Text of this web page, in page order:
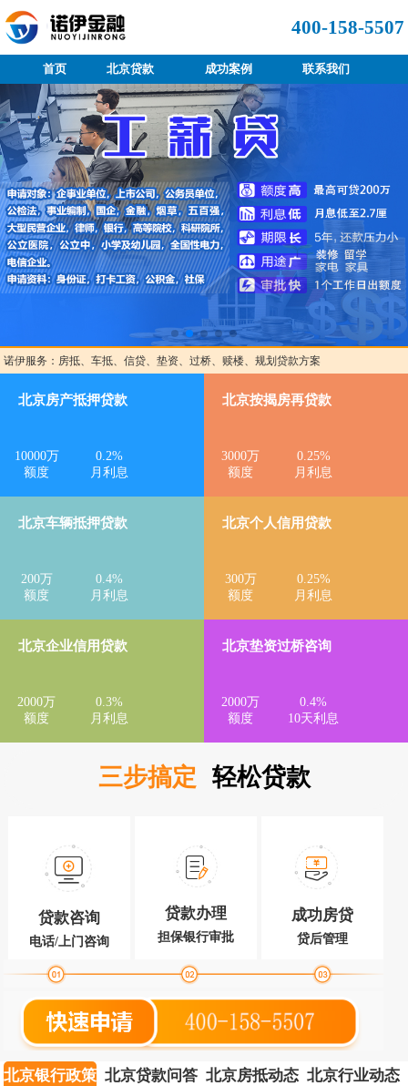
400-158-5507
首页 北京贷款 成功案例 联系我们
诺伊服务：房抵、车抵、信贷、垫资、过桥、赎楼、规划贷款方案
北京房产抵押贷款
10000万
额度
0.2%
月利息
北京按揭房再贷款
3000万
额度
0.25%
月利息
北京车辆抵押贷款
200万
额度
0.4%
月利息
北京个人信用贷款
300万
额度
0.25%
月利息
北京企业信用贷款
2000万
额度
0.3%
月利息
北京垫资过桥咨询
2000万
额度
0.4%
10天利息
三步搞定 轻松贷款
贷款咨询
电话/上门咨询
贷款办理
担保银行审批
成功房贷
贷后管理
北京银行政策 北京贷款问答 北京房抵动态 北京行业动态